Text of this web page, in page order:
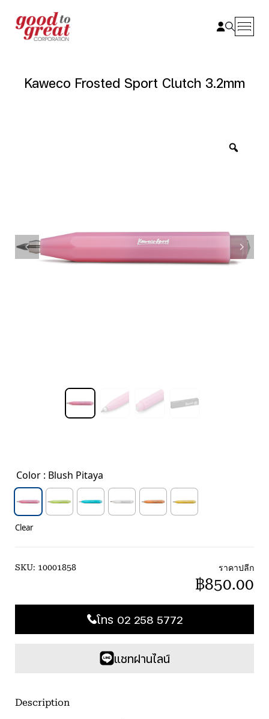
Kaweco Frosted Sport Clutch 3.2mm
Description
Color : Blush Pitaya
Clear
SKU: 10001858 ราคาปลีก
฿850.00
โทร 02 258 5772
แชทผ่านไลน์